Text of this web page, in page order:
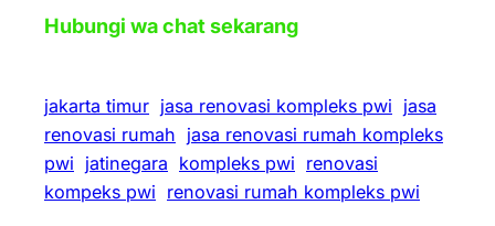
Hubungi wa chat sekarang
jakarta timur jasa renovasi kompleks pwi jasa
renovasi rumah jasa renovasi rumah kompleks
pwi jatinegara kompleks pwi renovasi
kompeks pwi renovasi rumah kompleks pwi